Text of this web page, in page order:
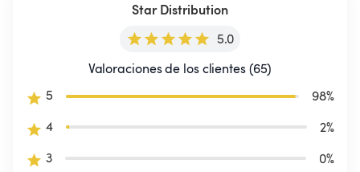
Star Distribution
5.0
Valoraciones de los clientes (65)
5
98%
4
2%
3
0%